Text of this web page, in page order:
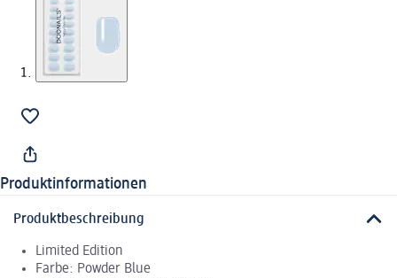
Produktinformationen
Produktbeschreibung
Limited Edition
Farbe: Powder Blue